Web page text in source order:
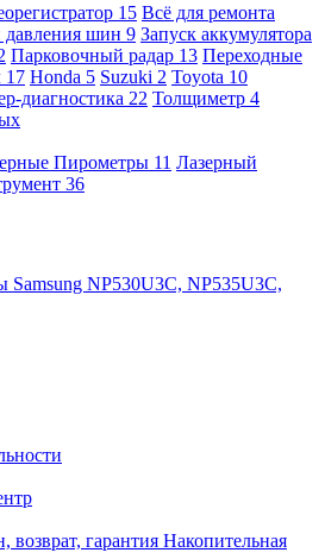
15 Всё для ремонта
давления шин 9 Запуск аккумулятора
Парковочный радар 13 Переходные
17 Honda 5 Suzuki 2 Toyota 10
диагностика 22 Толщиметр 4
Пирометры 11 Лазерный
36
Samsung NP530U3C, NP535U3C,
возврат, гарантия Накопительная